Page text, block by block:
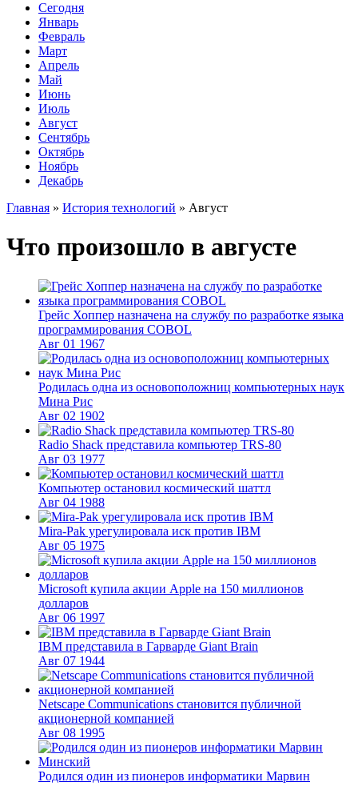
Сегодня
Январь
Февраль
Март
Апрель
Май
Июнь
Июль
Август
Сентябрь
Октябрь
Ноябрь
Декабрь
Главная » История технологий » Август
Что произошло в августе
Грейс Хоппер назначена на службу по разработке языка
программирования COBOL
Авг 01 1967
Родилась одна из основоположниц компьютерных наук
Мина Рис
Авг 02 1902
Radio Shack представила компьютер TRS-80
Авг 03 1977
Компьютер остановил космический шаттл
Авг 04 1988
Mira-Pak урегулировала иск против IBM
Авг 05 1975
Microsoft купила акции Apple на 150 миллионов
долларов
Авг 06 1997
IBM представила в Гарварде Giant Brain
Авг 07 1944
Netscape Communications становится публичной
акционерной компанией
Авг 08 1995
Родился один из пионеров информатики Марвин